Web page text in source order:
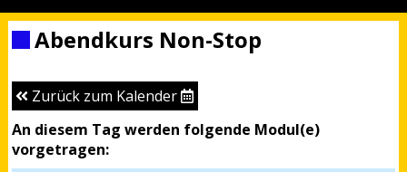
Abendkurs Non-Stop
Zurück zum Kalender
An diesem Tag werden folgende Modul(e)
vorgetragen: